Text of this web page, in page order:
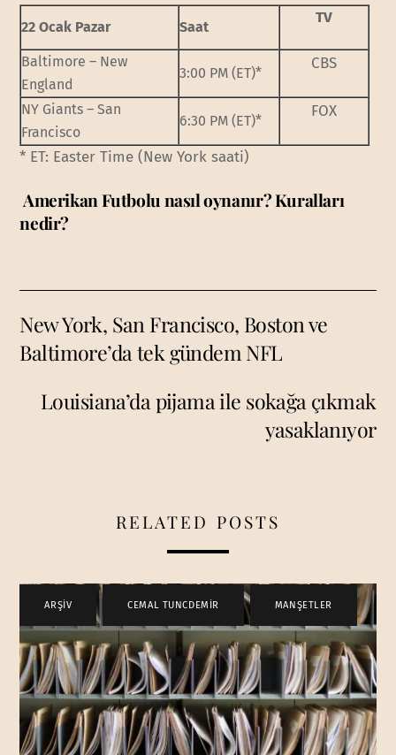
22 Ocak Pazar Saat
TV
Baltimore – New
England
3:00 PM (ET)*
CBS
NY Giants – San
Francisco
6:30 PM (ET)*
FOX
* ET: Easter Time (New York saati)
Amerikan Futbolu nasıl oynanır? Kuralları
nedir?
New York, San Francisco, Boston ve
Baltimore’da tek gündem NFL
Louisiana’da pijama ile sokağa çıkmak
yasaklanıyor
RELATED POSTS
ARŞİV CEMAL TUNCDEMİR , MANŞETLER